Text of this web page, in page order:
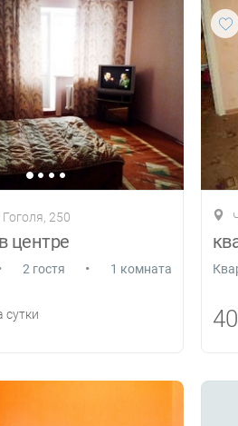
250
центре
2 гостя • 1 комната
сутки